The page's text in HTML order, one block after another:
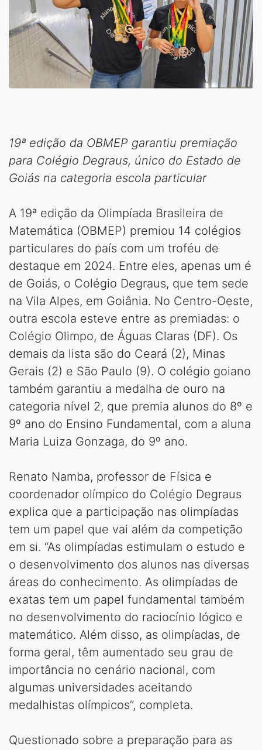
19ª edição da OBMEP garantiu premiação
para Colégio Degraus, único do Estado de
Goiás na categoria escola particular
A 19ª edição da Olimpíada Brasileira de
Matemática (OBMEP) premiou 14 colégios
particulares do país com um troféu de
destaque em 2024. Entre eles, apenas um é
de Goiás, o Colégio Degraus, que tem sede
na Vila Alpes, em Goiânia. No Centro-Oeste,
outra escola esteve entre as premiadas: o
Colégio Olimpo, de Águas Claras (DF). Os
demais da lista são do Ceará (2), Minas
Gerais (2) e São Paulo (9). O colégio goiano
também garantiu a medalha de ouro na
categoria nível 2, que premia alunos do 8º e
9º ano do Ensino Fundamental, com a aluna
Maria Luiza Gonzaga, do 9º ano.
Renato Namba, professor de Física e
coordenador olímpico do Colégio Degraus
explica que a participação nas olimpíadas
tem um papel que vai além da competição
em si. “As olimpíadas estimulam o estudo e
o desenvolvimento dos alunos nas diversas
áreas do conhecimento. As olimpíadas de
exatas tem um papel fundamental também
no desenvolvimento do raciocínio lógico e
matemático. Além disso, as olimpíadas, de
forma geral, têm aumentado seu grau de
importância no cenário nacional, com
algumas universidades aceitando
medalhistas olímpicos”, completa.
Questionado sobre a preparação para as